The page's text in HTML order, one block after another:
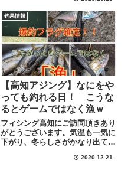
会運営者さんは頭を抱えているこ
とでしょう。しかし、ここまで終
息が見えなければ感染対策を万全
にして前に進む他、選択肢がな
く...
釣果情報
【高知アジング】なにをや
っても釣れる日！ こうな
るとゲームではなく漁ｗ
フィシング高知にご訪問頂きあり
がとうございます。気温も一気に
下がり、冬らしさがかなり出てき
れる毎日が続いていましたが、風
2020.12.21